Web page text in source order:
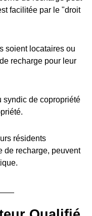
facilitée par le "droit
soient locataires ou
recharge pour leur
syndic de copropriété
résidents
de recharge, peuvent